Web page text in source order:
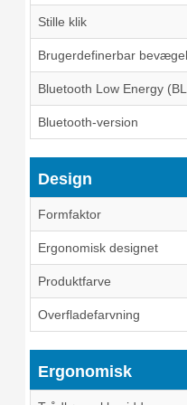
Stille klik
Brugerdefinerbar
Bluetooth Low Energy
Bluetooth-version
Design
Formfaktor
Ergonomisk designet
Produktfarve
Overfladefarvning
Ergonomisk